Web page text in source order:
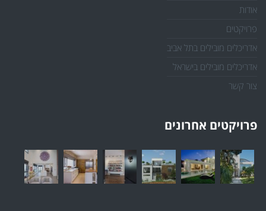
אודות
פרויקטים
אדריכלים מובילים בתל אביב
אדריכלים מובילים בישראל
צור קשר
פרויקטים אחרונים